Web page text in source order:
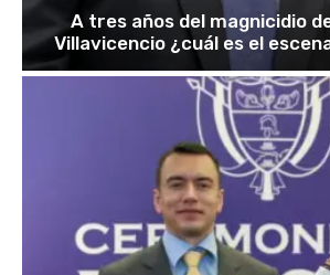
A tres años del magnicidio
Villavicencio ¿cuál es el